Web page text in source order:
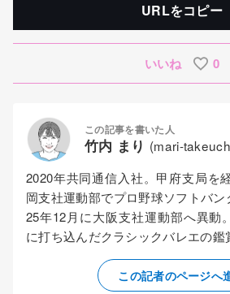
URLをコピー
いいね 0
この記事を書いた人
竹内 まり (mari-
2020年共同通信入社。甲府支局を
岡支社運動部でプロ野球ソフトバン
25年12月に大阪支社運動部へ異動
に打ち込んだクラシックバレエの鑑
この記者のページへ